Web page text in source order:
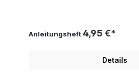
Anleitungsheft4,95 €*
Details